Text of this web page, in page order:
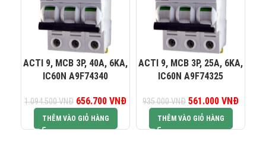
ACTI 9, MCB 3P, 40A, 6KA,
IC60N A9F74340
1.094.500VNĐ
Giá gốc là:
1.094.500 VNĐ.
656.700 VNĐ Giá hiện tại là:
656.700 VNĐ.
THÊM VÀO GIỎ HÀNG
ACTI 9, MCB 3P, 25A, 6KA,
IC60N A9F74325
935.000VNĐ
Giá gốc là:
935.000 VNĐ.
561.000 VNĐ
THÊM VÀO GIỎ HÀNG
KINH DOANH 1: 082 234 2688
KINH DOANH 2: 0965 101 613
KINH DOANH 4: 0823 944 186